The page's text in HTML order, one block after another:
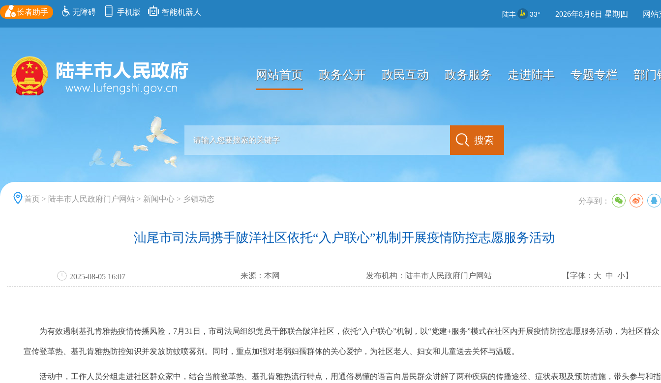
长者助手 无障碍 手机版 智能机器人 陆丰 33° 2026年8月6日 星期四 网站
网站首页 政务公开 政民互动 政务服务 走进陆丰 专题专栏 部门
首页 > 陆丰市人民政府门户网站 > 新闻中心 > 乡镇动态 分享到：
汕尾市司法局携手陂洋社区依托“入户联心”机制开展疫情防控志愿服务活动
2025-08-05 16:07 来源： 本网 发布机构： 陆丰市人民政府门户网站 【字体： 大 中 小】
为有效遏制基孔肯雅热疫情传播风险，7月31日，市司法局组织党员干部联合陂洋社区，依托“入户联心”机制，以“党建+服务”模式在社区内开展疫情防控志愿服务活动，为社区群众
宣传登革热、基孔肯雅热防控知识并发放防蚊喷雾剂。同时，重点加强对老弱妇孺群体的关心爱护，为社区老人、妇女和儿童送去关怀与温暖。
活动中，工作人员分组走进社区群众家中，结合当前登革热、基孔肯雅热流行特点，用通俗易懂的语言向居民群众讲解了两种疾病的传播途径、症状表现及预防措施，带头参与和指